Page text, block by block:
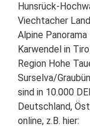
Hunsrück-
Viechtacher
Alpine
Karwendel in
Region Hohe
Surselva/
sind in 10.000
Deutschland,
online, z.B. hier: